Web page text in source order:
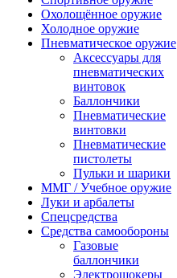
Охолощённое оружие
Холодное оружие
Пневматическое оружие
Аксессуары для
пневматических
винтовок
Баллончики
Пневматические
винтовки
Пневматические
пистолеты
Пульки и шарики
ММГ / Учебное оружие
Луки и арбалеты
Спецсредства
Средства самообороны
Газовые
баллончики
Электрошокеры